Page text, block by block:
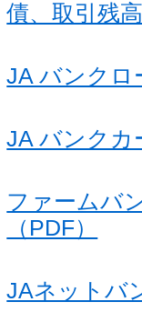
債、取引残
JA バンクロ
JA バンクカ
ファームバ
（PDF）
JAネットバ